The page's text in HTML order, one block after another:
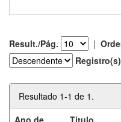
Result./Pág. |
Registro(s)
Resultado 1-1 de 1.
Ano de
Título